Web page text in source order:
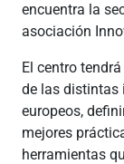
encuentra la
asociación
El centro
de las distintas
europeos,
mejores
herramientas